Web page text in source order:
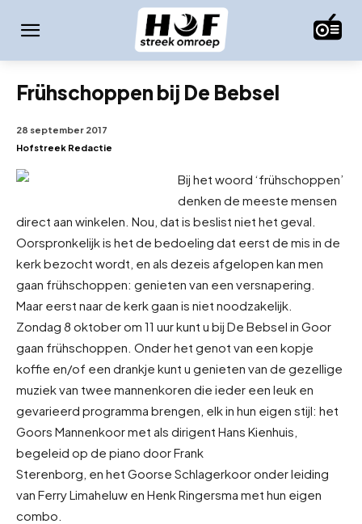
Frühschoppen bij De Bebsel
28 september 2017
Hofstreek Redactie
Bij het woord ‘frühschoppen’
denken de meeste mensen
direct aan winkelen. Nou, dat is beslist niet het geval.
Oorspronkelijk is het de bedoeling dat eerst de mis in de
kerk bezocht wordt, en als dezeis afgelopen kan men
gaan frühschoppen: genieten van een versnapering.
Maar eerst naar de kerk gaan is niet noodzakelijk.
Zondag 8 oktober om 11 uur kunt u bij De Bebsel in Goor
gaan frühschoppen. Onder het genot van een kopje
koffie en/of een drankje kunt u genieten van de gezellige
muziek van twee mannenkoren die ieder een leuk en
gevarieerd programma brengen, elk in hun eigen stijl: het
Goors Mannenkoor met als dirigent Hans Kienhuis,
begeleid op de piano door Frank
Sterenborg, en het Goorse Schlagerkoor onder leiding
van Ferry Limaheluw en Henk Ringersma met hun eigen
combo.